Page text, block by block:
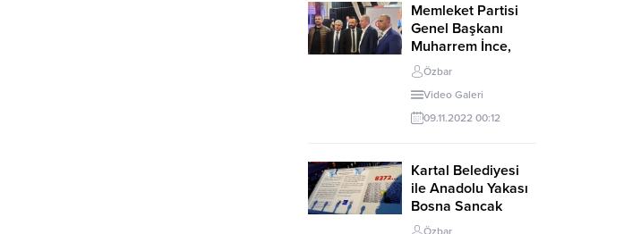
Memleket Partisi
Genel Başkanı
Muharrem İnce,
İstanbul Anadolu
Yakası Doğu ve
Güneydoğu Aileleri
Yardımlaşma
Mahallesinde bir
araya gelerek
gündemi
değerlendirdi
Özbar
Video Galeri
09.11.2022 00:12
Kartal Belediyesi
ile Anadolu Yakası
Bosna Sancak
Sosyal
Özbar